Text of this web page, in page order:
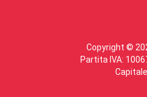
Copyright ©
Partita IVA: